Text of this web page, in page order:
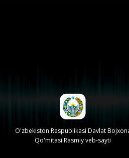
O'zbekiston Respublikasi Davlat Bojxona
Qo'mitasi Rasmiy veb-sayti